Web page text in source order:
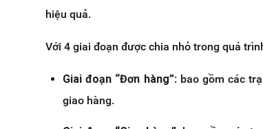
hiệu quả.
Với 4 giai đoạn được chia nhỏ trong quá
Giai đoạn “Đơn hàng”: bao gồm các
giao hàng.